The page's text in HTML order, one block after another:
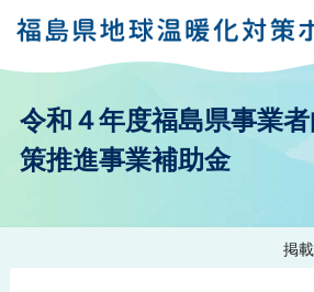
令和４年度福島県事業
策推進事業補助金
掲